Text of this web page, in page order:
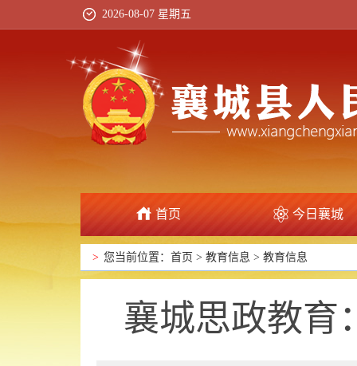
2026-08-07 星期五
首页 今日襄城
政府信息公开
> 您当前位置： 首页 > 教育信息 > 教育信息
襄城思政教育